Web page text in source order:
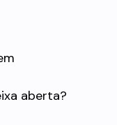
aberta?